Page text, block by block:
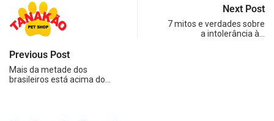
Previous Post
Mais da metade dos
brasileiros está acima do…
Next Post
7 mitos e verdades sobre
a intolerância à…